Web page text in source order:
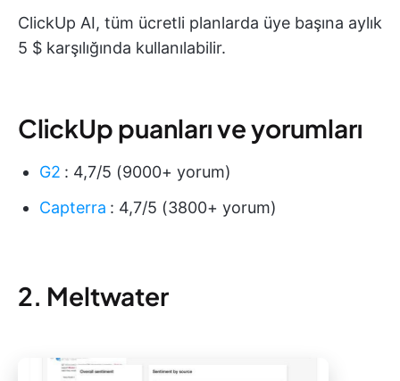
ClickUp AI, tüm ücretli planlarda üye başına aylık
5 $ karşılığında kullanılabilir.
ClickUp puanları ve yorumları
G2 : 4,7/5 (9000+ yorum)
Capterra : 4,7/5 (3800+ yorum)
2. Meltwater